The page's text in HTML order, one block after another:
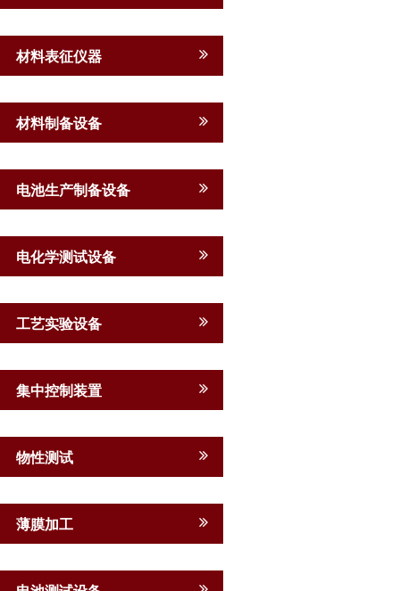
材料表征仪器
材料制备设备
电池生产制备设备
电化学测试设备
工艺实验设备
集中控制装置
物性测试
薄膜加工